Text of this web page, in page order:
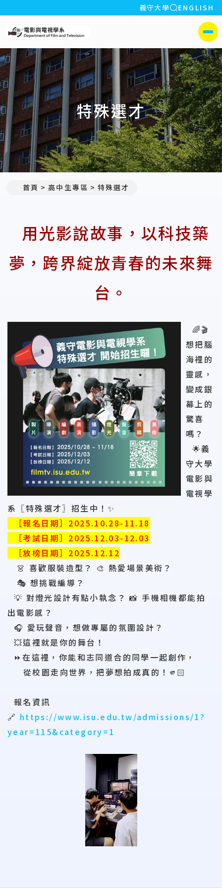
:::
義守大學 全站搜索
ENGLISH
側選單
特殊選才
首頁 高中生專區 特殊選才
用光影說故事，以科技築
夢，跨界綻放青春的未來舞
台。
🌈🎬
想把腦
海裡的
靈感，
變成銀
幕上的
驚喜
嗎？
🌟義
守大學
電影與
電視學
系〖特殊選才〗招生中！✨
［報名日期］2025.10.28-11.18
［考試日期］2025.12.03-12.03
［放榜日期］2025.12.12
👗 喜歡服裝造型？ 🎨 熱愛場景美術？
🎭 想挑戰編導？
💡 對燈光設計有點小執念？ 📸 手機相機都能拍
出電影感？
🎧 愛玩聲音，想做專屬的氛圍設計？
💥這裡就是你的舞台！
⏩️在這裡，你能和志同道合的同學一起創作，
從校園走向世界，把夢想拍成真的！🫵🏻
報名資訊
🔗 https://www.isu.edu.tw/admissions/1?
year=115&category=1